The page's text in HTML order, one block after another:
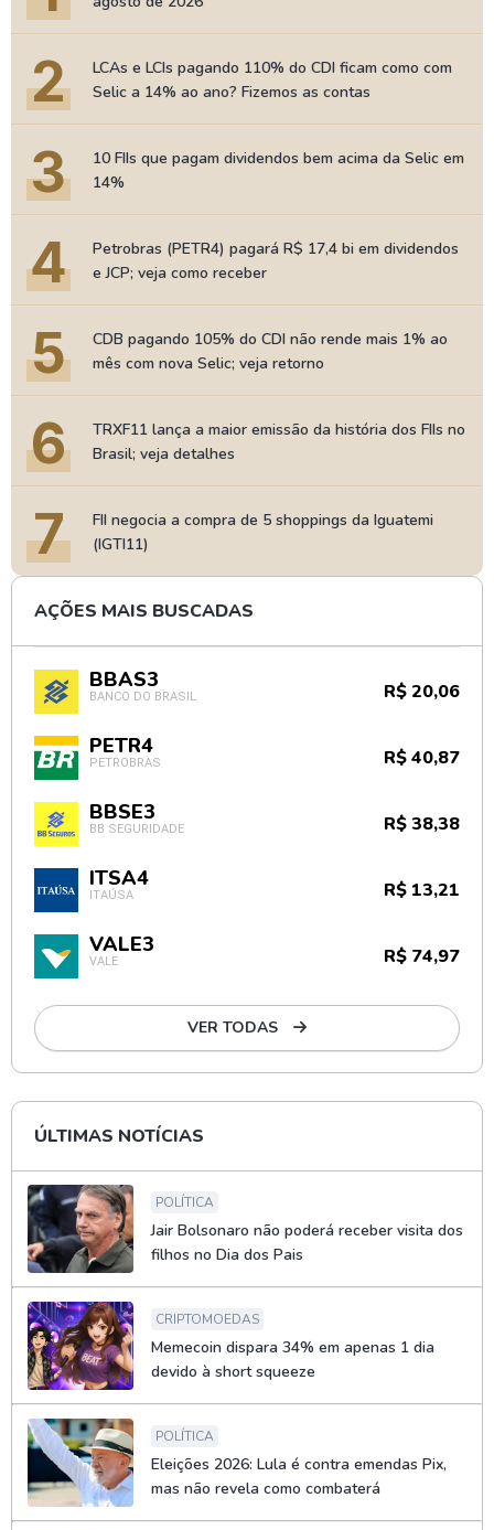
2
LCAs e LCIs pagando 110% do CDI ficam como com
Selic a 14% ao ano? Fizemos as contas
3
10 FIIs que pagam dividendos bem acima da Selic em
14%
4
Petrobras (PETR4) pagará R$ 17,4 bi em dividendos
e JCP; veja como receber
5
CDB pagando 105% do CDI não rende mais 1% ao
mês com nova Selic; veja retorno
6
TRXF11 lança a maior emissão da história dos FIIs no
Brasil; veja detalhes
7
FII negocia a compra de 5 shoppings da Iguatemi
(IGTI11)
AÇÕES MAIS BUSCADAS
BBAS3
BANCO DO BRASIL R$ 20,06
PETR4
PETROBRAS R$ 40,87
BBSE3
BB SEGURIDADE R$ 38,38
ITSA4
ITAÚSA R$ 13,21
VALE3
VALE R$ 74,97
VER TODAS
ÚLTIMAS NOTÍCIAS
POLÍTICA
Jair Bolsonaro não poderá receber visita dos
filhos no Dia dos Pais
CRIPTOMOEDAS
Memecoin dispara 34% em apenas 1 dia
devido à short squeeze
POLÍTICA
Eleições 2026: Lula é contra emendas Pix,
mas não revela como combaterá